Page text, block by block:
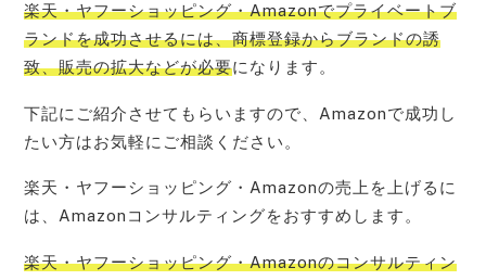
楽天・ヤフーショッピング・Amazonでプライベートブ
ランドを成功させるには、商標登録からブランドの誘
致、販売の拡大などが必要になります。
下記にご紹介させてもらいますので、Amazonで成功し
たい方はお気軽にご相談ください。
楽天・ヤフーショッピング・Amazonの売上を上げるに
は、Amazonコンサルティングをおすすめします。
楽天・ヤフーショッピング・Amazonのコンサルティン